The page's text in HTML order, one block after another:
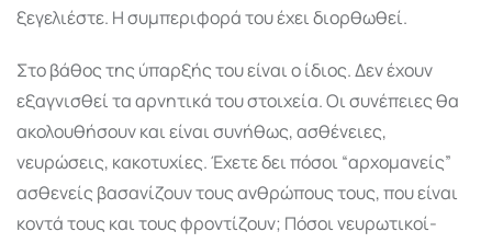
ξεγελιέστε. Η συμπεριφορά του έχει διορθωθεί.
Στο βάθος της ύπαρξής του είναι ο ίδιος. Δεν έχουν
εξαγνισθεί τα αρνητικά του στοιχεία. Οι συνέπειες θα
ακολουθήσουν και είναι συνήθως, ασθένειες,
νευρώσεις, κακοτυχίες. Έχετε δει πόσοι “αρχομανείς”
ασθενείς βασανίζουν τους ανθρώπους τους, που είναι
κοντά τους και τους φροντίζουν; Πόσοι νευρωτικοί-